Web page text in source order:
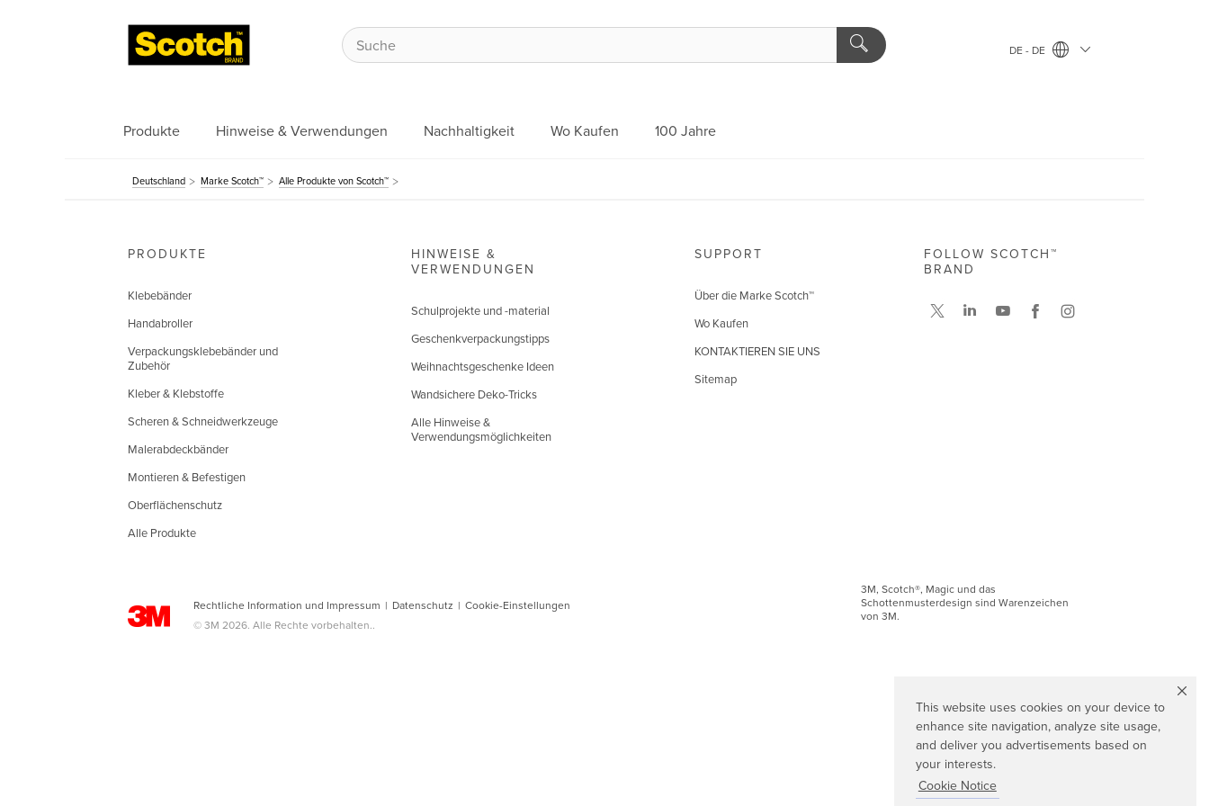
This website uses cookies on your device to
enhance site navigation, analyze site usage,
and deliver you advertisements based on
your interests.
Cookie Notice
DE - DE
Produkte Hinweise & Verwendungen Nachhaltigkeit Wo Kaufen 100 Jahre
Deutschland Marke Scotch™ Alle Produkte von Scotch™
PRODUKTE
Klebebänder
Handabroller
Verpackungsklebebänder und
Zubehör
Kleber & Klebstoffe
Scheren & Schneidwerkzeuge
Malerabdeckbänder
Montieren & Befestigen
Oberflächenschutz
Alle Produkte
HINWEISE &
VERWENDUNGEN
Schulprojekte und -material
Geschenkverpackungstipps
Weihnachtsgeschenke Ideen
Wandsichere Deko-Tricks
Alle Hinweise &
Verwendungsmöglichkeiten
SUPPORT
Über die Marke Scotch™
Wo Kaufen
KONTAKTIEREN SIE UNS
Sitemap
Rechtliche Information und Impressum | Datenschutz | Cookie-Einstellungen
© 3M 2026. Alle Rechte vorbehalten..
FOLLOW SCOTCH™
BRAND
3M, Scotch®, Magic und das
Schottenmusterdesign sind Warenzeichen
von 3M.